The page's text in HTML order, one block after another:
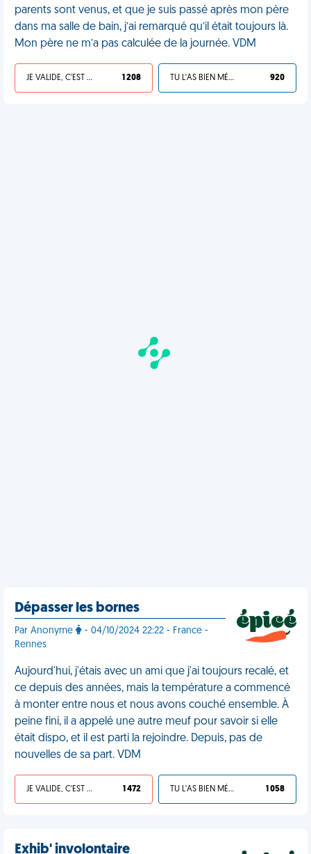
parents sont venus, et que je suis passé après mon père
dans ma salle de bain, j’ai remarqué qu’il était toujours là.
Mon père ne m’a pas calculée de la journée. VDM
JE VALIDE, C'EST UNE VDM 1 208 TU L'AS BIEN MÉRITÉ 920
Dépasser les bornes
Par Anonyme
- 04/10/2024 22:22 - France -
Rennes
Aujourd'hui, j'étais avec un ami que j'ai toujours recalé, et
ce depuis des années, mais la température a commencé
à monter entre nous et nous avons couché ensemble. À
peine fini, il a appelé une autre meuf pour savoir si elle
était dispo, et il est parti la rejoindre. Depuis, pas de
nouvelles de sa part. VDM
JE VALIDE, C'EST UNE VDM 1 472 TU L'AS BIEN MÉRITÉ 1 058
Exhib' involontaire